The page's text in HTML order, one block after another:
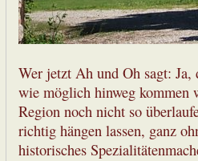
Wer jetzt Ah und Oh sagt: Ja,
wie möglich hinweg kommen
Region noch nicht so
richtig hängen lassen, ganz
historisches